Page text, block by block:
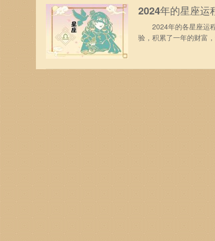
2024年的星座运
2024年的各星座运程
验，积累了一年的财富
现自己，在事业上得